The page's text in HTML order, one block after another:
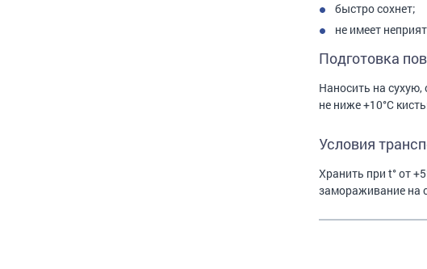
быстро сохнет;
не имеет
Подготовка
Наносить на
не ниже +10°С
Условия
Хранить при t° от
замораживание на